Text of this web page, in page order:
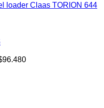
loader Claas TORION 644